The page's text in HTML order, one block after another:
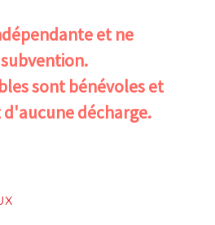
et ne
sont bénévoles et
décharge.